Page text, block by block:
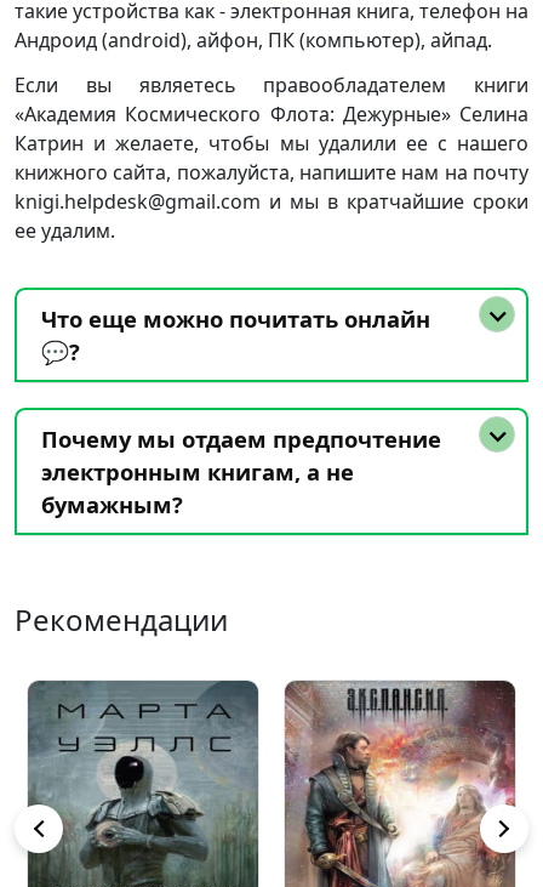
такие устройства как - электронная книга, телефон на
Андроид (android), айфон, ПК (компьютер), айпад.
Если вы являетесь правообладателем книги
«Академия Космического Флота: Дежурные» Селина
Катрин и желаете, чтобы мы удалили ее с нашего
книжного сайта, пожалуйста, напишите нам на почту
knigi.helpdesk@gmail.com и мы в кратчайшие сроки
ее удалим.
Что еще можно почитать онлайн
💬?
Почему мы отдаем предпочтение
электронным книгам, а не
бумажным?
Рекомендации